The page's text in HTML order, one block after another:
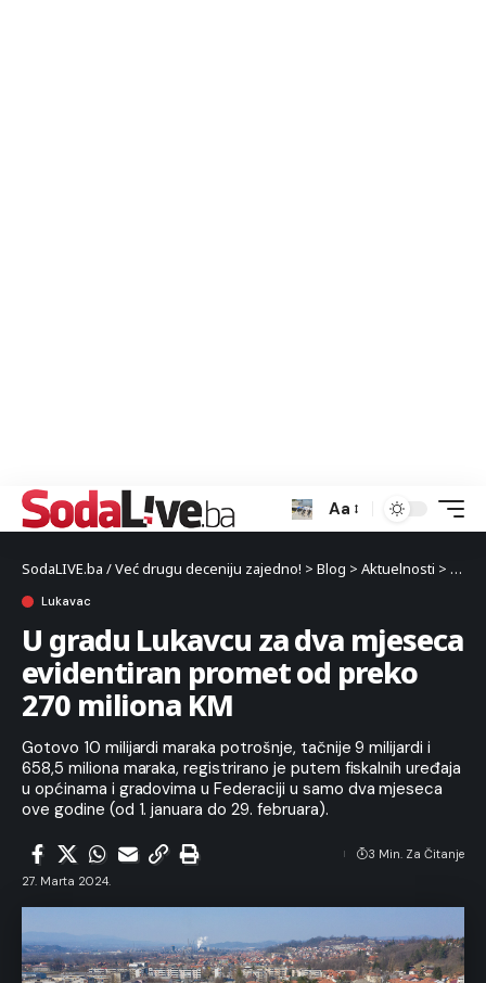
Aa
SodaLIVE.ba / Već drugu deceniju zajedno! > Blog > Aktuelnosti >
Lukavac
U gradu Lukavcu za dva mjeseca
evidentiran promet od preko
270 miliona KM
Gotovo 10 milijardi maraka potrošnje, tačnije 9 milijardi i
658,5 miliona maraka, registrirano je putem fiskalnih uređaja
u općinama i gradovima u Federaciji u samo dva mjeseca
ove godine (od 1. januara do 29. februara).
27. Marta 2024.
3 Min. Za Čitanje